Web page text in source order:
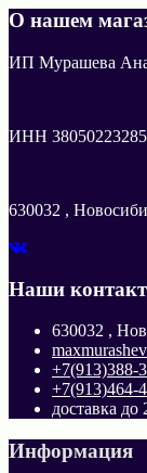
О нашем
ИП Мурашева
ИНН
630032 ,
Наши
630032 ,
+7(913)388-
+7(913)464-
доставка до
Информация